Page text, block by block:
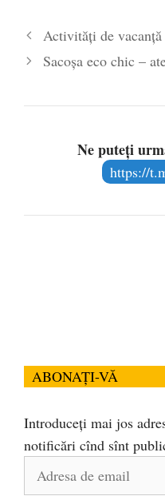
Activități de
Sacoșa eco chic –
Ne puteți
https://
ABONAȚI-VĂ
Introduceți mai jos
notificări cînd sînt